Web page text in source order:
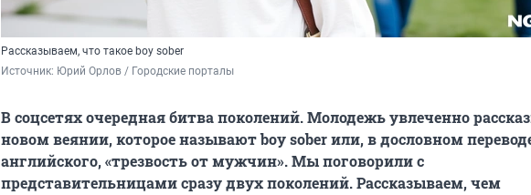
Рассказываем, что такое boy sober
Источник: Юрий Орлов / Городские порталы
В соцсетях очередная битва поколений. Молодежь увлеченно
новом веянии, которое называют boy sober или, в дословном
английского, «трезвость от мужчин». Мы поговорили с
представительницами сразу двух поколений. Рассказываем, чем